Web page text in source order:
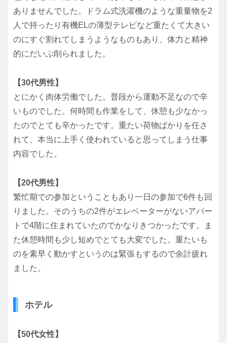
ありませんでした。ドラム式洗濯機のような重量物を2
人で持ったり有機ELの薄型テレビなど重たくて大きい
のにすぐ割れてしまうようなものもあり、体力と精神
的にだいぶ削られました。
【30代男性】
とにかく肉体労働でした。普段から運動不足なので辛
いものでした。何時間も作業をして、休憩も少なかっ
たのでとても辛かったです。重たい荷物ばかりを任さ
れて、本当に上手く使われていると思ってしまう仕事
内容でした。
【20代男性】
繁忙期での参加ということもあり一日の参加で6件も回
りました。そのうちの2件がエレベーターがないアパー
トで4階に住まれていたのでかなりきつかったです。ま
た休憩時間も少し短めでとても大変でした。重たいも
のを素早く動かすというのは緊張もするので余計疲れ
ました。
ホテル
【50代女性】